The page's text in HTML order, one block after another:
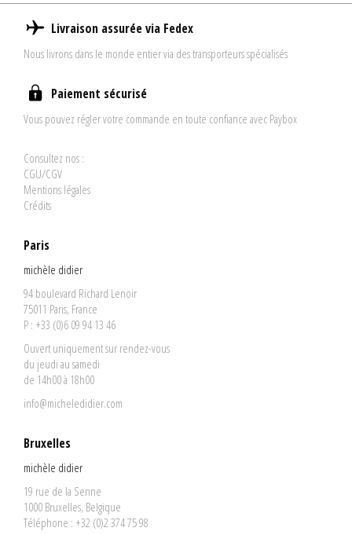
Livraison assurée via Fedex
Nous livrons dans le monde entier via des transporteurs spécialisés
Paiement sécurisé
Vous pouvez régler votre commande en toute confiance avec Paybox
Consultez nos :
CGU/CGV
Mentions légales
Crédits
Paris
michèle didier
94 boulevard Richard Lenoir
75011 Paris, France
P : +33 (0)6 09 94 13 46
Ouvert uniquement sur rendez-vous
du jeudi au samedi
de 14h00 à 18h00
info@micheledidier.com
Bruxelles
michèle didier
19 rue de la Senne
1000 Bruxelles, Belgique
Téléphone : +32 (0)2 374 75 98